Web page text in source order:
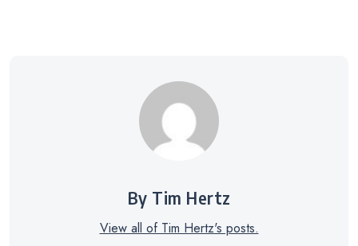
By Tim Hertz
View all of Tim Hertz's posts.